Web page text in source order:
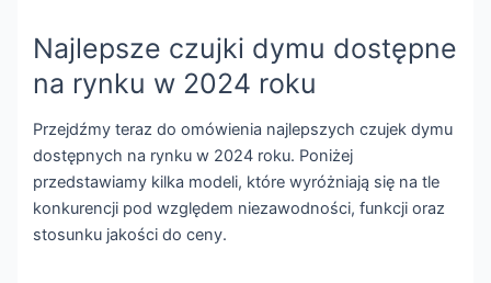
Najlepsze czujki dymu dostępne
na rynku w 2024 roku
Przejdźmy teraz do omówienia najlepszych czujek dymu
dostępnych na rynku w 2024 roku. Poniżej
przedstawiamy kilka modeli, które wyróżniają się na tle
konkurencji pod względem niezawodności, funkcji oraz
stosunku jakości do ceny.